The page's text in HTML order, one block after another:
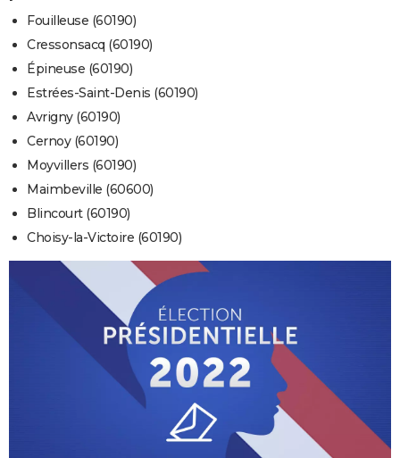
Fouilleuse (60190)
Cressonsacq (60190)
Épineuse (60190)
Estrées-Saint-Denis (60190)
Avrigny (60190)
Cernoy (60190)
Moyvillers (60190)
Maimbeville (60600)
Blincourt (60190)
Choisy-la-Victoire (60190)